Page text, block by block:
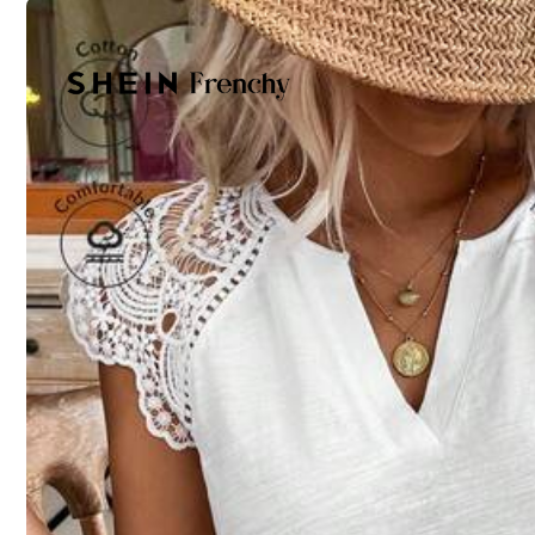
S M
Non è la tua taglia? Dicci
Tutte le misure sono idonee perconsegna in 4-7 gg lav
Spedisce a Italy
Spedizione Gratuita
Consegna prevista:
consegna in 4-7 gg lav: esclude i fine settimana e i festivi
Resi gratuiti entro 30 giorni
Pagamenti sicuri · Tutela della privacy